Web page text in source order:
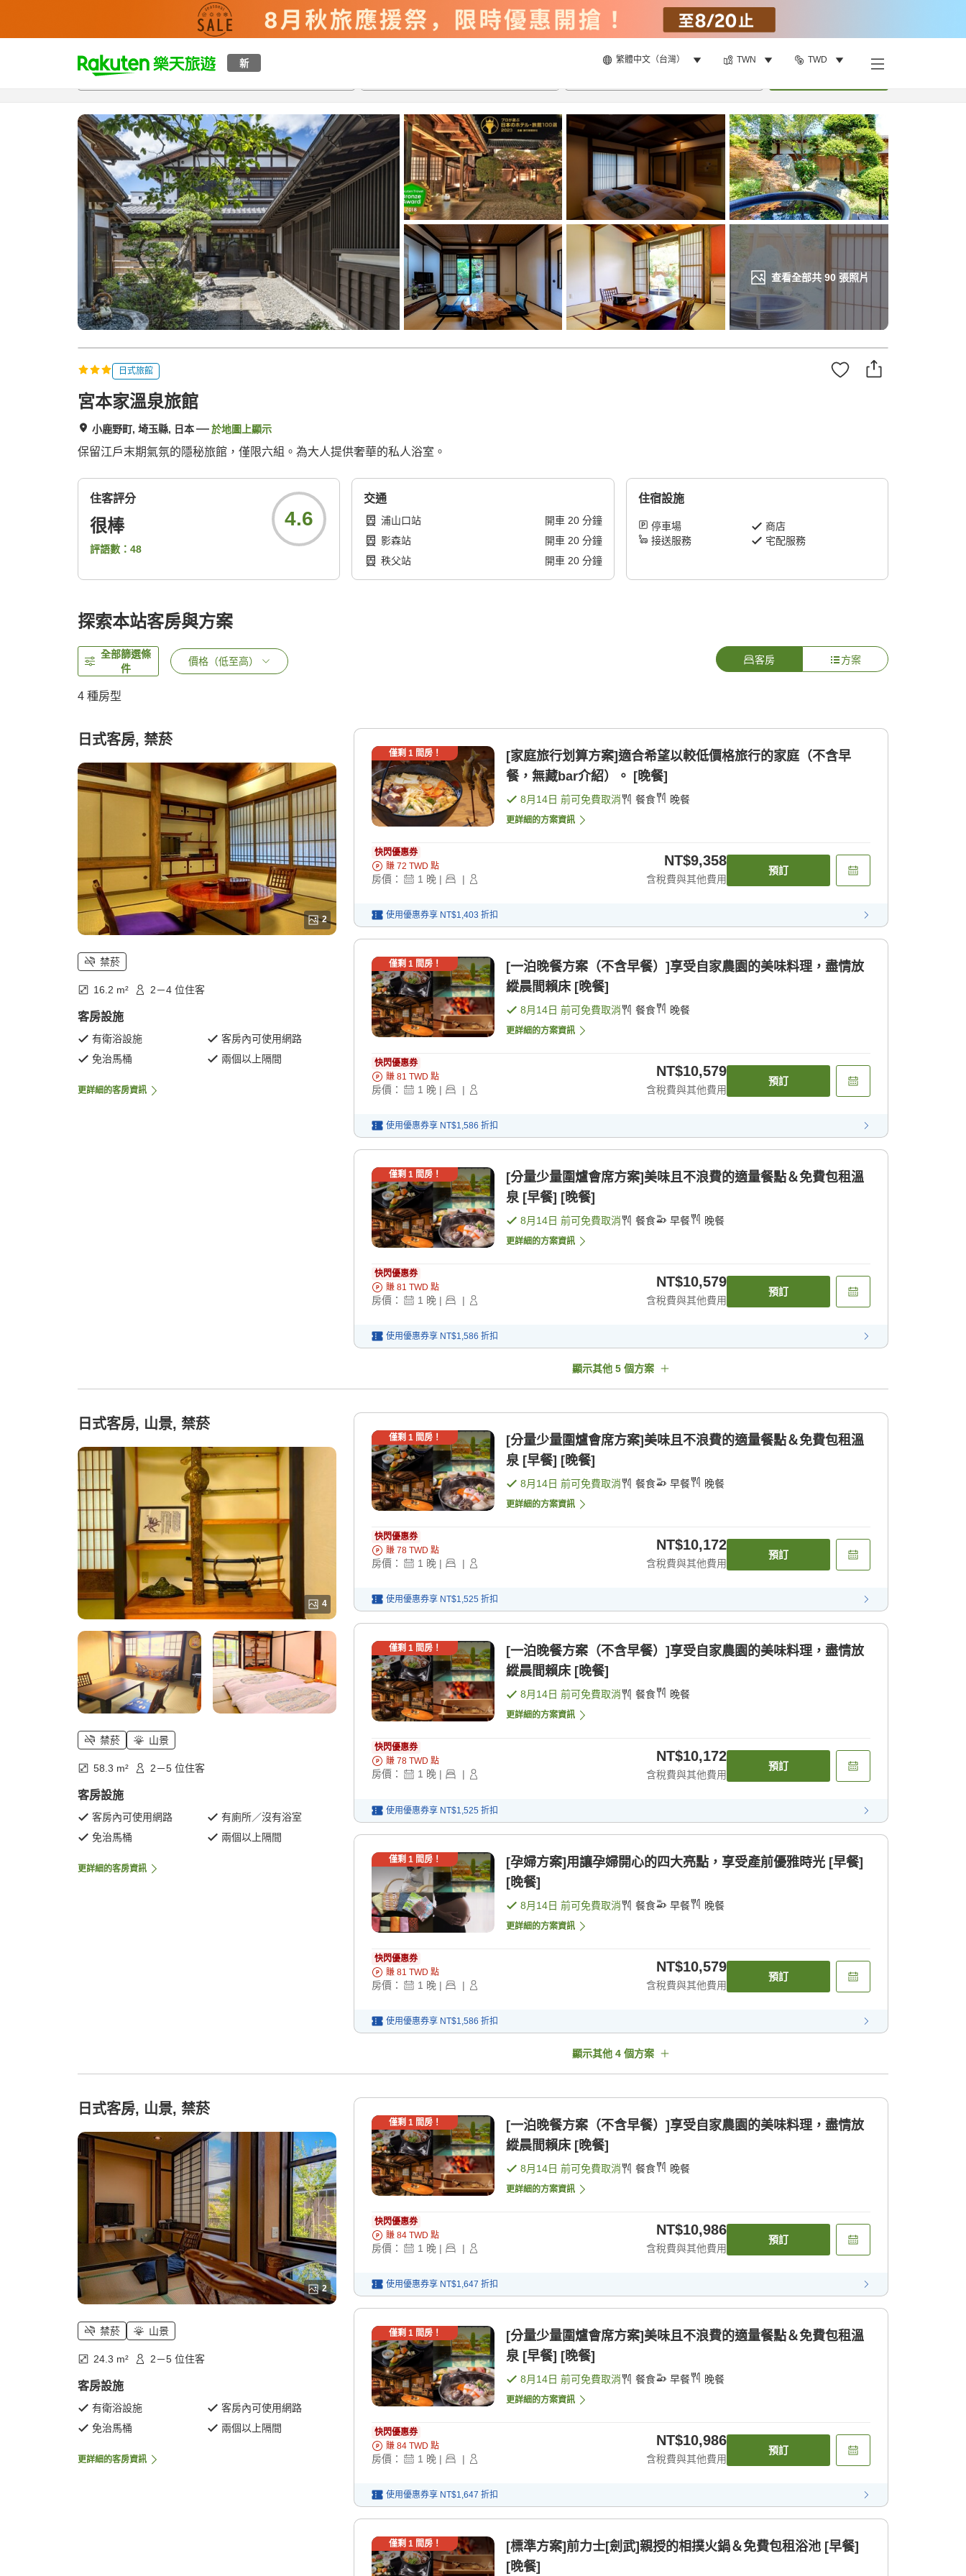
新 繁體中文（台灣） TWN TWD
t
p
a
g
e
_
s
e
查看全部共 90張照片
總覽客房與方案評語設施
日式旅館
宮本家溫泉旅館
小鹿野町, 埼玉縣, 日本 於地圖上顯示
保留江戶末期氣氛的隱秘旅館，僅限六組。為大人提供奢華的私人浴室。
住客評分
很棒
評語數： 48
4.6
交通
浦山口站 開車 20分鐘
影森站
開車 20分鐘
秩父站
開車 20分鐘
住宿設施
停車場
商店
接送服務
宅配服務
探索本站客房與方案
全部篩選條
件
價格（低至高） 客房 方案
4 種房型
日式客房, 禁菸
2
禁菸
16.2 m² 2－4 位住客
客房設施
有衛浴設施
客房內可使用網路
免治馬桶
兩個以上隔間
更詳細的客房資訊
僅剩 1間房！
[家庭旅行划算方案]適合希望以較低價格旅行的家庭（不含早
餐，無藏bar介紹）。 [晚餐]
8月14日 前可免費取消 餐食 晚餐
更詳細的方案資訊
快閃優惠券
賺 72 TWD 點
房價： 1 晚 | |
NT$9,358
含稅費與其他費用
預訂
使用優惠券享 NT$1,403 折扣
僅剩 1間房！
[一泊晚餐方案（不含早餐）]享受自家農園的美味料理，盡情放
縱晨間賴床 [晚餐]
8月14日 前可免費取消 餐食 晚餐
更詳細的方案資訊
快閃優惠券
賺 81 TWD 點
房價： 1 晚 | |
NT$10,579
含稅費與其他費用
預訂
使用優惠券享 NT$1,586 折扣
僅剩 1間房！
[分量少量圍爐會席方案]美味且不浪費的適量餐點＆免費包租溫
泉 [早餐] [晚餐]
8月14日 前可免費取消 餐食 早餐 晚餐
更詳細的方案資訊
快閃優惠券
賺 81 TWD 點
房價： 1 晚 | |
NT$10,579
含稅費與其他費用
預訂
使用優惠券享 NT$1,586 折扣
顯示其他 5 個方案
日式客房, 山景, 禁菸
4
禁菸 山景
58.3 m² 2－5 位住客
客房設施
客房內可使用網路
有廁所／沒有浴室
免治馬桶
兩個以上隔間
更詳細的客房資訊
僅剩 1間房！
[分量少量圍爐會席方案]美味且不浪費的適量餐點＆免費包租溫
泉 [早餐] [晚餐]
8月14日 前可免費取消 餐食 早餐 晚餐
更詳細的方案資訊
快閃優惠券
賺 78 TWD 點
房價： 1 晚 | |
NT$10,172
含稅費與其他費用
預訂
使用優惠券享 NT$1,525 折扣
僅剩 1間房！
[一泊晚餐方案（不含早餐）]享受自家農園的美味料理，盡情放
縱晨間賴床 [晚餐]
8月14日 前可免費取消 餐食 晚餐
更詳細的方案資訊
快閃優惠券
賺 78 TWD 點
房價： 1 晚 | |
NT$10,172
含稅費與其他費用
預訂
使用優惠券享 NT$1,525 折扣
僅剩 1 間房！
[孕婦方案]用讓孕婦開心的四大亮點，享受產前優雅時光 [早餐]
[晚餐]
8月14日 前可免費取消 餐食 早餐 晚餐
更詳細的方案資訊
快閃優惠券
賺 81 TWD 點
房價： 1 晚 | |
NT$10,579
含稅費與其他費用
預訂
使用優惠券享 NT$1,586 折扣
顯示其他 4 個方案
日式客房, 山景, 禁菸
2
禁菸 山景
24.3 m² 2－5 位住客
客房設施
有衛浴設施
客房內可使用網路
免治馬桶
兩個以上隔間
更詳細的客房資訊
僅剩 1 間房！
[一泊晚餐方案（不含早餐）]享受自家農園的美味料理，盡情放
縱晨間賴床 [晚餐]
8月14日 前可免費取消 餐食 晚餐
更詳細的方案資訊
快閃優惠券
賺 84 TWD 點
房價： 1 晚 | |
NT$10,986
含稅費與其他費用
預訂
使用優惠券享 NT$1,647 折扣
僅剩 1 間房！
[分量少量圍爐會席方案]美味且不浪費的適量餐點＆免費包租溫
泉 [早餐] [晚餐]
8月14日 前可免費取消 餐食 早餐 晚餐
更詳細的方案資訊
快閃優惠券
賺 84 TWD 點
房價： 1 晚 | |
NT$10,986
含稅費與其他費用
預訂
使用優惠券享 NT$1,647 折扣
僅剩 1 間房！
[標準方案]前力士[劍武]親授的相撲火鍋＆免費包租浴池 [早餐]
[晚餐]